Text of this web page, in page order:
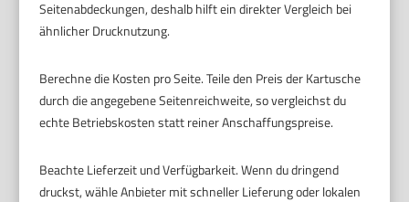
Seitenabdeckungen, deshalb hilft ein direkter Vergleich bei
ähnlicher Drucknutzung.
Berechne die Kosten pro Seite. Teile den Preis der Kartusche
durch die angegebene Seitenreichweite, so vergleichst du
echte Betriebskosten statt reiner Anschaffungspreise.
Beachte Lieferzeit und Verfügbarkeit. Wenn du dringend
druckst, wähle Anbieter mit schneller Lieferung oder lokalen